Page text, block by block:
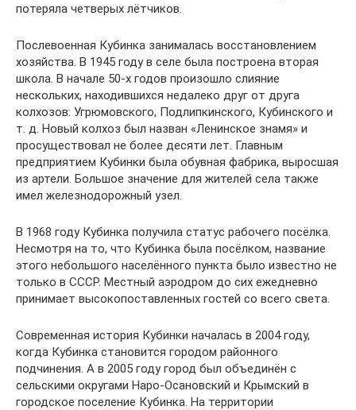
потеряла четверых лётчиков.
Послевоенная Кубинка занималась восстановлением
хозяйства. В 1945 году в селе была построена вторая
школа. В начале 50-х годов произошло слияние
нескольких, находившихся недалеко друг от друга
колхозов: Угрюмовского, Подлипкинского, Кубинского и
т. д. Новый колхоз был назван «Ленинское знамя» и
просуществовал не более десяти лет. Главным
предприятием Кубинки была обувная фабрика, выросшая
из артели. Большое значение для жителей села также
имел железнодорожный узел.
В 1968 году Кубинка получила статус рабочего посёлка.
Несмотря на то, что Кубинка была посёлком, название
этого небольшого населённого пункта было известно не
только в СССР. Местный аэродром до сих ежедневно
принимает высокопоставленных гостей со всего света.
Современная история Кубинки началась в 2004 году,
когда Кубинка становится городом районного
подчинения. А в 2005 году город был объединён с
сельскими округами Наро-Осановский и Крымский в
городское поселение Кубинка. На территории